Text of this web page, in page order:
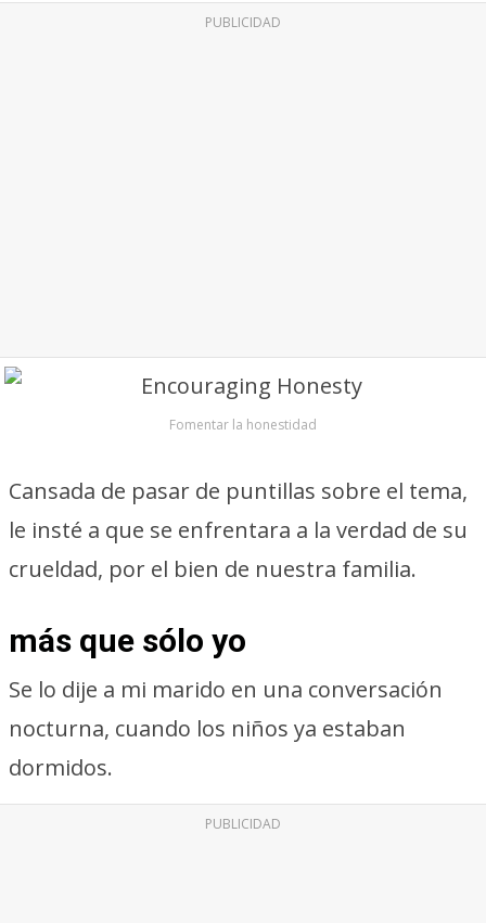
PUBLICIDAD
Fomentar la honestidad
Cansada de pasar de puntillas sobre el tema,
le insté a que se enfrentara a la verdad de su
crueldad, por el bien de nuestra familia.
más que sólo yo
Se lo dije a mi marido en una conversación
nocturna, cuando los niños ya estaban
dormidos.
PUBLICIDAD